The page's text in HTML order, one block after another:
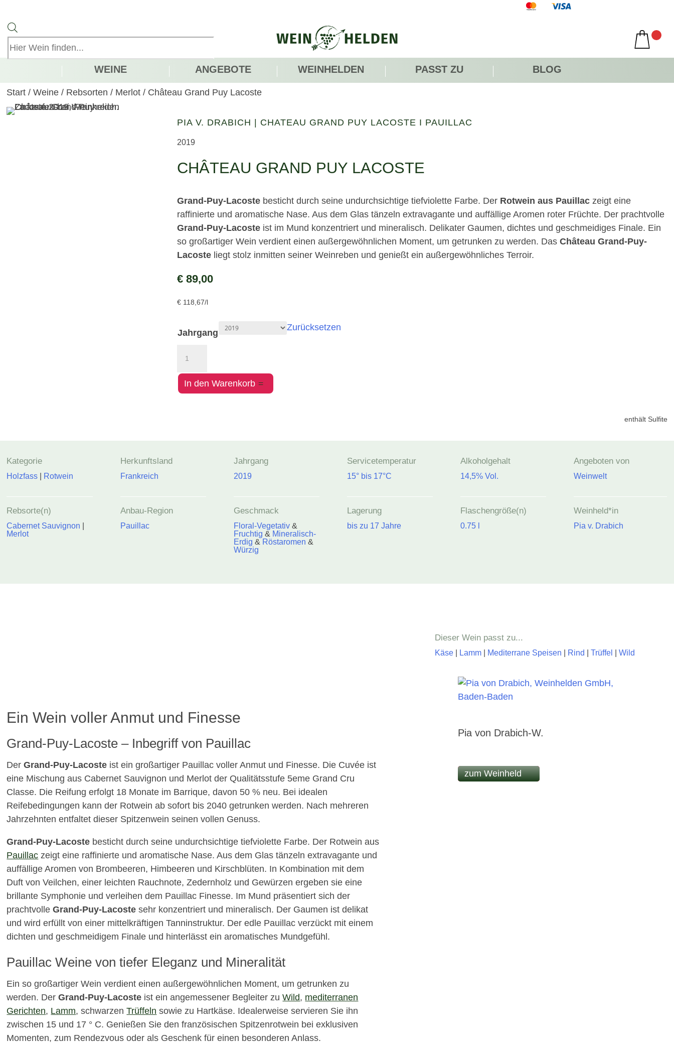
search
WEINE ANGEBOTE WEINHELDEN PASST ZU BLOG
Start /Weine / Rebsorten / Merlot / Château Grand Puy Lacoste
PIA V. DRABICH | CHATEAU GRAND PUY LACOSTE I PAUILLAC
2019
CHÂTEAU GRAND PUY LACOSTE
Grand-Puy-Lacostebesticht durch seine undurchsichtige tiefviolette Farbe. Der Rotwein aus Pauillaczeigt eine
raffinierte und aromatische Nase. Aus dem Glas tänzeln extravagante und auffällige Aromen roter Früchte. Der prachtvolle
Grand-Puy-Lacosteist im Mund konzentriert und mineralisch. Delikater Gaumen, dichtes und geschmeidiges Finale. Ein
so großartiger Wein verdient einen außergewöhnlichen Moment, um getrunken zu werden. Das Château Grand-Puy-
Lacosteliegt stolz inmitten seiner Weinreben und genießt ein außergewöhnliches Terroir.
€89,00
€118,67/l
Jahrgang
Zurücksetzen
Grand
Puy
Lacoste
In den Warenkorb
enthält Sulfite
Kategorie
Holzfass Rotwein
Rebsorte(n)
Cabernet Sauvignon
Merlot
Herkunftsland
Frankreich
Anbau-Region
Pauillac
Jahrgang
2019
Geschmack
Floral-Vegetativ&
Fruchtig & Mineralisch-
Erdig & Röstaromen &
Würzig
Servicetemperatur
15° bis 17°C
Lagerung
bis zu 17 Jahre
Alkoholgehalt
14,5% Vol.
Flaschengröße(n)
0.75 l
Angeboten von
Weinwelt
Weinheld*in
Pia v. Drabich
Ein Wein voller Anmut und Finesse
Grand-Puy-Lacoste – Inbegriff von Pauillac
DerGrand-Puy-Lacoste ist ein großartiger Pauillac voller Anmut und Finesse. Die Cuvée ist
eine Mischung aus Cabernet Sauvignon und Merlot der Qualitätsstufe 5eme Grand Cru
Classe. Die Reifung erfolgt 18 Monate im Barrique, davon 50 % neu. Bei idealen
Reifebedingungen kann der Rotwein ab sofort bis 2040 getrunken werden. Nach mehreren
Jahrzehnten entfaltet dieser Spitzenwein seinen vollen Genuss.
Grand-Puy-Lacoste besticht durch seine undurchsichtige tiefviolette Farbe. Der Rotwein aus
Pauillac zeigt eine raffinierte und aromatische Nase. Aus dem Glas tänzeln extravagante und
auffällige Aromen von Brombeeren, Himbeeren und Kirschblüten. In Kombination mit dem
Duft von Veilchen, einer leichten Rauchnote, Zedernholz und Gewürzen ergeben sie eine
brillante Symphonie und verleihen dem Pauillac Finesse. Im Mund präsentiert sich der
prachtvolleGrand-Puy-Lacoste sehr konzentriert und mineralisch. Der Gaumen ist delikat
und wird erfüllt von einer mittelkräftigen Tanninstruktur. Der edle Pauillac verzückt mit einem
dichten und geschmeidigem Finale und hinterlässt ein aromatisches Mundgefühl.
Pauillac Weine von tiefer Eleganz und Mineralität
Ein so großartiger Wein verdient einen außergewöhnlichen Moment, um getrunken zu
werden. DerGrand-Puy-Lacoste ist ein angemessener Begleiter zuWild, mediterranen
Gerichten, Lamm, schwarzenTrüffeln sowie zu Hartkäse. Idealerweise servieren Sie ihn
zwischen 15 und 17 ° C. Genießen Sie den französischen Spitzenrotwein bei exklusiven
Momenten, zum Rendezvous oder als Geschenk für einen besonderen Anlass.
Dieser Wein passt zu...
Käse| Lamm| Mediterrane Speisen Rind Trüffel Wild
Pia von Drabich-W.
zum Weinheld